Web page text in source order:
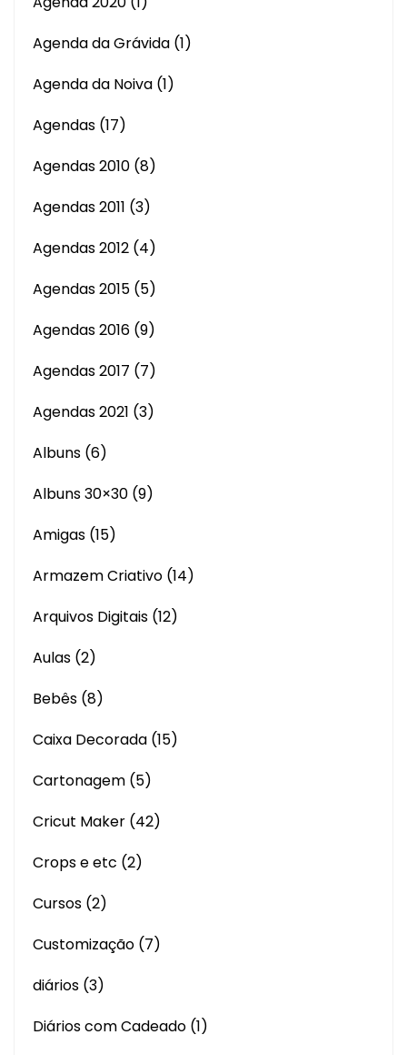
Agenda da Grávida (1)
Agenda da Noiva (1)
Agendas (17)
Agendas 2010 (8)
Agendas 2011 (3)
Agendas 2012 (4)
Agendas 2015 (5)
Agendas 2016 (9)
Agendas 2017 (7)
Agendas 2021 (3)
Albuns (6)
Albuns 30×30 (9)
Amigas (15)
Armazem Criativo (14)
Arquivos Digitais (12)
Aulas (2)
Bebês (8)
Caixa Decorada (15)
Cartonagem (5)
Cricut Maker (42)
Crops e etc (2)
Cursos (2)
Customização (7)
diários (3)
Diários com Cadeado (1)